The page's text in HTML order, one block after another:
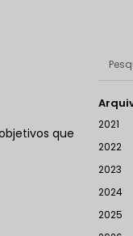
que
2021
2022
2023
2024
2025